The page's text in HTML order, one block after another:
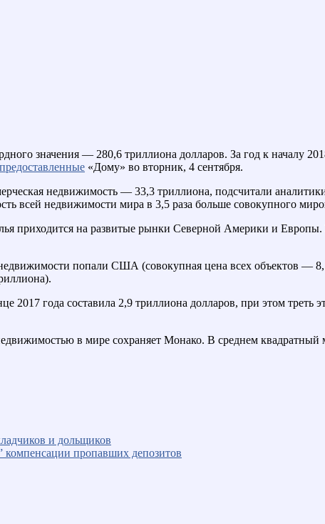
значения — 280,6 триллиона долларов. За год к началу
предоставленные «Дому» во вторник, 4 сентября.
недвижимость — 33,3 триллиона, подсчитали
всей недвижимости мира в 3,5 раза больше совокупного
приходится на развитые рынки Северной Америки и
попали США (совокупная цена всех объектов —
года составила 2,9 триллиона долларов, при этом треть
в мире сохраняет Монако. В среднем
и дольщиков
компенсации пропавших депозитов